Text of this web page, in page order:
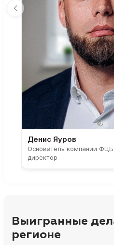
Денис Яуров
Основатель компании
директор
Выигранные
регионе